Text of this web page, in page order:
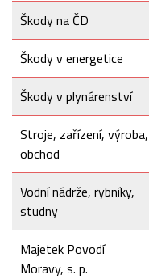
Škody na ČD
Škody v energetice
Škody v plynárenství
Stroje, zařízení, výroba,
obchod
Vodní nádrže, rybníky,
studny
Majetek Povodí
Moravy, s. p.